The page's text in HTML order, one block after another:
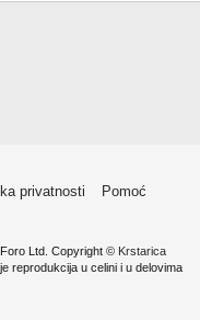
privatnosti
Pomoć
Ltd. Copyright © Krstarica
reprodukcija u celini i u delovima